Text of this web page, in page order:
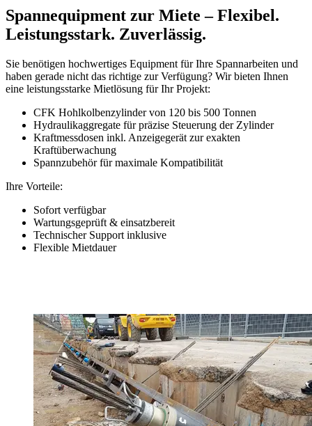
Spannequipment zur Miete – Flexibel.
Leistungsstark. Zuverlässig.
Sie benötigen hochwertiges Equipment für Ihre Spannarbeiten und
haben gerade nicht das richtige zur Verfügung? Wir bieten Ihnen
eine leistungsstarke Mietlösung für Ihr Projekt:
CFK Hohlkolbenzylinder von 120 bis 500 Tonnen
Hydraulikaggregate für präzise Steuerung der Zylinder
Kraftmessdosen inkl. Anzeigegerät zur exakten
Kraftüberwachung
Spannzubehör für maximale Kompatibilität
Ihre Vorteile:
Sofort verfügbar
Wartungsgeprüft & einsatzbereit
Technischer Support inklusive
Flexible Mietdauer